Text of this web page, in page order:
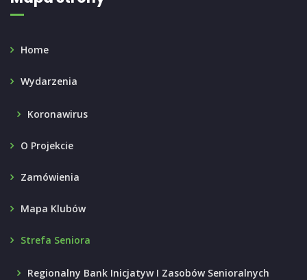
Home
Wydarzenia
Koronawirus
O Projekcie
Zamówienia
Mapa Klubów
Strefa Seniora
Regionalny Bank Inicjatyw I Zasobów Senioralnych